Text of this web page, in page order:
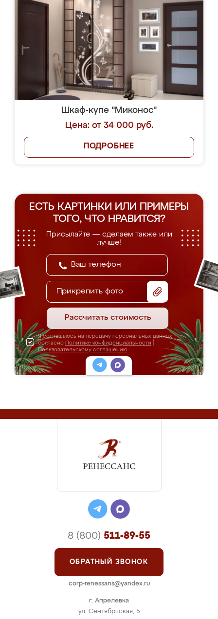
Шкаф-купе "Миконос"
Цена: от 34 000 руб.
ПОДРОБНЕЕ
ЕСТЬ КАРТИНКИ ИЛИ ПРИМЕРЫ
ТОГО, ЧТО НРАВИТСЯ?
Присылайте — сделаем также или
лучше!
Прикрепить фото
Рассчитать стоимость
Я соглашаюсь на передачу персональных данных
согласно Политике конфиденциальности
Пользовательскому соглашению
г. Апрелевка
ул. Сентябрьская, 5
8 (800) 511-89-55
ОБРАТНЫЙ ЗВОНОК
corp-renessans@yandex.ru